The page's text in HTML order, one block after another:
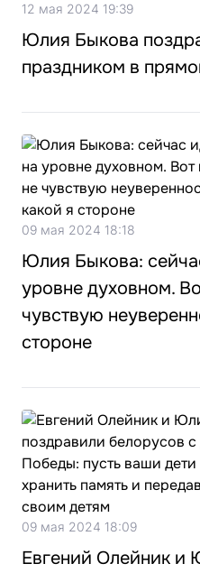
12 мая 2024 19:39
Юлия Быкова
праздником в
09 мая 2024 18:18
Юлия Быкова:
уровне духовном.
чувствую
стороне
09 мая 2024 18:09
Евгений Олейник и